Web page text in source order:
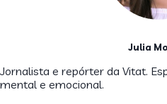
Julia
Jornalista e repórter da Vitat.
mental e emocional.